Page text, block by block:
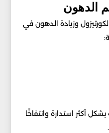
وزيادة الدهون في
أكثر استدارة وانتفاخًا